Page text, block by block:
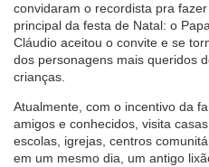
convidaram o recordista pra
principal da festa de Natal: o
Cláudio aceitou o convite e se
dos personagens mais queridos
crianças.
Atualmente, com o incentivo da
amigos e conhecidos, visita
escolas, igrejas, centros
em um mesmo dia, um antigo